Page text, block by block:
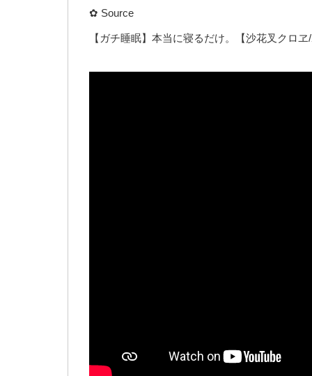
✿ Source
【ガチ睡眠】本当に寝るだけ。【沙花叉クロヱ/